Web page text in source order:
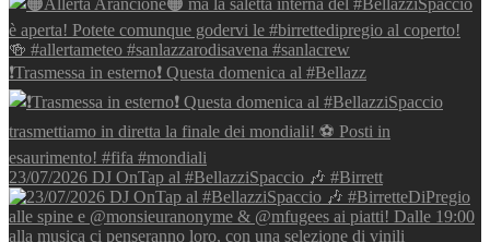
❗Trasmessa in esterno❗ Questa domenica al #Bellazz
23/07/2026 DJ OnTap al #BellazziSpaccio 🎶 #Birrett